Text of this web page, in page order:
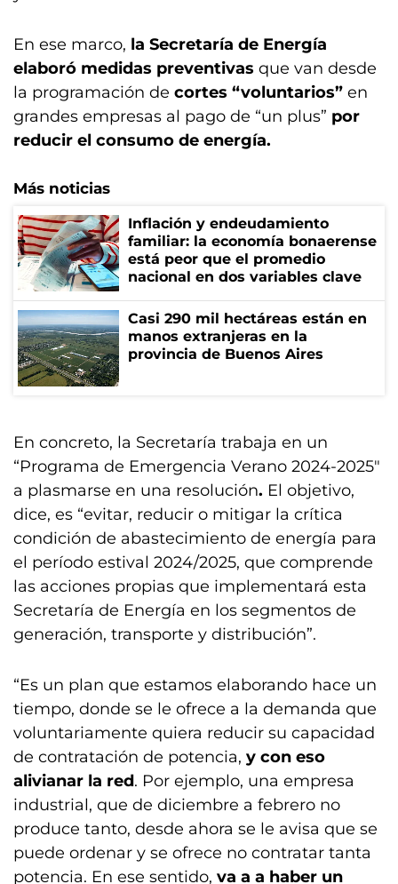
En ese marco, la Secretaría de Energía
elaboró medidas preventivas que van desde
la programación de cortes “voluntarios” en
grandes empresas al pago de “un plus” por
reducir el consumo de energía.
Más noticias
Inflación y endeudamiento
familiar: la economía bonaerense
está peor que el promedio
nacional en dos variables clave
Casi 290 mil hectáreas están en
manos extranjeras en la
provincia de Buenos Aires
En concreto, la Secretaría trabaja en un
“Programa de Emergencia Verano 2024-2025″
a plasmarse en una resolución. El objetivo,
dice, es “evitar, reducir o mitigar la crítica
condición de abastecimiento de energía para
el período estival 2024/2025, que comprende
las acciones propias que implementará esta
Secretaría de Energía en los segmentos de
generación, transporte y distribución”.
“Es un plan que estamos elaborando hace un
tiempo, donde se le ofrece a la demanda que
voluntariamente quiera reducir su capacidad
de contratación de potencia, y con eso
alivianar la red. Por ejemplo, una empresa
industrial, que de diciembre a febrero no
produce tanto, desde ahora se le avisa que se
puede ordenar y se ofrece no contratar tanta
potencia. En ese sentido, va a a haber un